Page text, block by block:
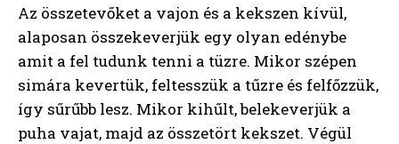
Az összetevőket a vajon és a kekszen kívül,
alaposan összekeverjük egy olyan edénybe
amit a fel tudunk tenni a tüzre. Mikor szépen
simára kevertük, feltesszük a tűzre és felfőzzük,
így sűrűbb lesz. Mikor kihűlt, belekeverjük a
puha vajat, majd az összetört kekszet. Végül